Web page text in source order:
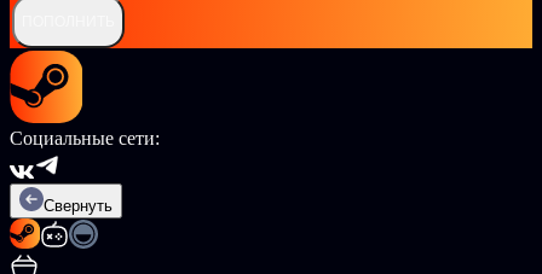
Социальные сети:
Свернуть